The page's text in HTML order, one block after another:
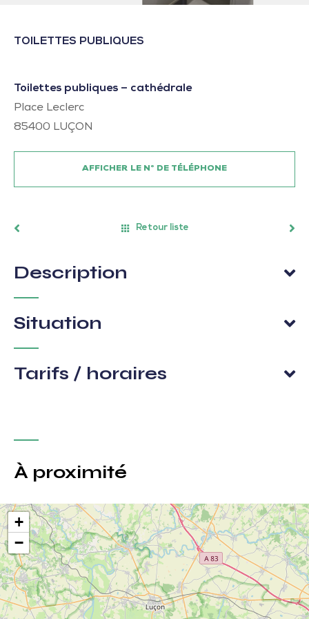
TOILETTES PUBLIQUES
Toilettes publiques – cathédrale
Place Leclerc
85400 LUÇON
AFFICHER LE N° DE TÉLÉPHONE
Retour liste
Description
Situation
Tarifs / horaires
À proximité
+
−